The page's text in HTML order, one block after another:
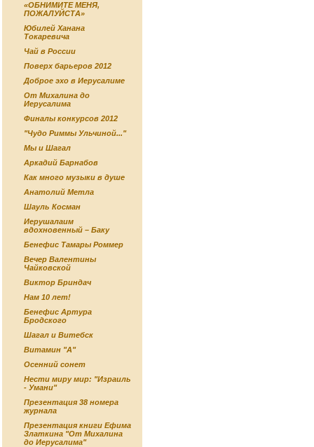
«ОБНИМИТЕ МЕНЯ,
ПОЖАЛУЙСТА»
Юбилей Ханана
Токаревича
Чай в России
Поверх барьеров 2012
Доброе эхо в Иерусалиме
От Михалина до
Иерусалима
Финалы конкурсов 2012
"Чудо Риммы Ульчиной..."
Мы и Шагал
Аркадий Барнабов
Как много музыки в душе
Анатолий Метла
Шауль Косман
Иерушалаим
вдохновенный – Баку
Бенефис Тамары Роммер
Вечер Валентины
Чайковской
Виктор Бриндач
Нам 10 лет!
Бенефис Артура
Бродского
Шагал и Витебск
Витамин "А"
Осенний сонет
Нести миру мир: "Израиль
- Умани"
Презентация 38 номера
журнала
Презентация книги Ефима
Златкина "От Михалина
до Иерусалима"